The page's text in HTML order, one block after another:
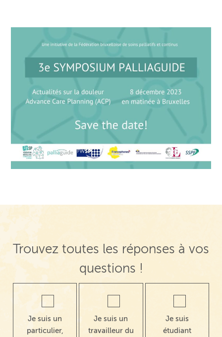
Trouvez toutes les réponses à vos
questions !
Je suis un
particulier,
Je suis un
travailleur du
Je suis
étudiant